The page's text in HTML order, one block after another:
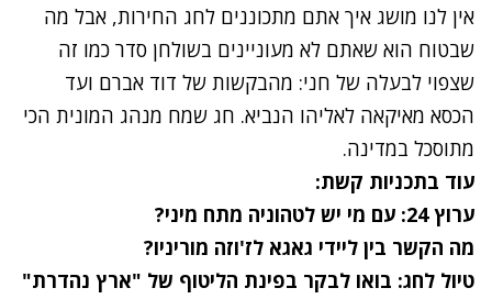
נסה שוב
אין לנו מושג איך אתם מתכוננים לחג החירות, אבל מה
שבטוח הוא שאתם לא מעוניינים בשולחן סדר כמו זה
שצפוי לבעלה של חני: מהבקשות של דוד אברם ועד
הכסא מאיקאה לאליהו הנביא. חג שמח מנהג המונית הכי
מתוסכל במדינה.
עוד בתכניות קשת:
ערוץ 24: עם מי יש לטהוניה מתח מיני?
מה הקשר בין ליידי גאגא לז'וזה מוריניו?
טיול לחג: בואו לבקר בפינת הליטוף של "ארץ נהדרת"